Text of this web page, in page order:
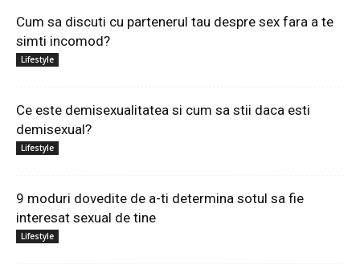
Cum sa discuti cu partenerul tau despre sex fara a te
simti incomod?
Lifestyle
Ce este demisexualitatea si cum sa stii daca esti
demisexual?
Lifestyle
9 moduri dovedite de a-ti determina sotul sa fie
interesat sexual de tine
Lifestyle